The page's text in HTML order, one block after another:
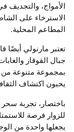
الأمواج، والتجديف
الاسترخاء على
المطاعم المحلية.
تعتبر مارنولي أيضًا
جبال القوقاز
بمجموعة متنوعة من
يحبون اكتشاف
باختصار، تجربة سحر
للزوار فرصة
يجعلها واحدة من